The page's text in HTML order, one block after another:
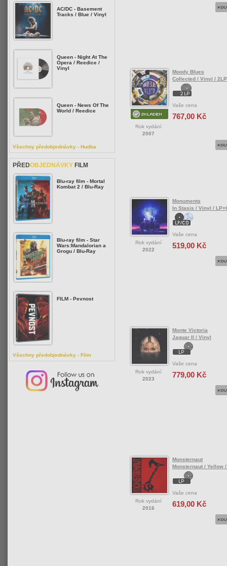
Rok vydání
2007
Moody Blues
Collected / Vinyl / 2LP
Vaše cena
767,00 Kč
Rok vydání
2022
Monuments
In Stasis / Vinyl /
Vaše cena
519,00 Kč
Rok vydání
2023
Monte Victoria
Jaguar II / Vinyl
Vaše cena
779,00 Kč
Rok vydání
2016
Monsternaut
Monsternaut / Yellow
Vaše cena
619,00 Kč
AC/DC - Basement
Tracks / Blue / Vinyl
Queen - Night At The
Opera / Reedice /
Vinyl
Queen - News Of The
World / Reedice
Všechny předobjednávky - Hudba
PŘEDOBJEDNÁVKY FILM
Blu-ray film - Mortal
Kombat 2 / Blu-Ray
Blu-ray film - Star
Wars:Mandalorian a
Grogu / Blu-Ray
FILM - Pevnost
Všechny předobjednávky - Film